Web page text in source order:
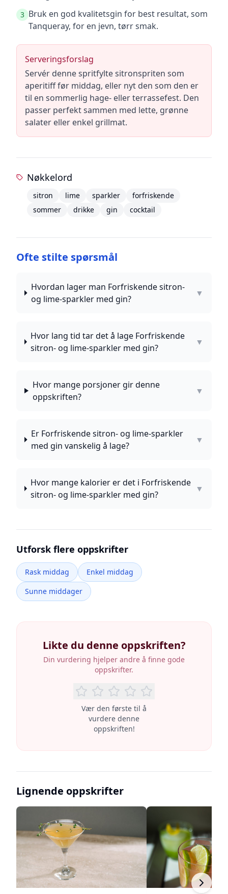
3 Bruk en god kvalitetsgin for best resultat, som
Tanqueray, for en jevn, tørr smak.
Serveringsforslag
Servér denne spritfylte sitronspriten som
aperitiff før middag, eller nyt den som den er
til en sommerlig hage- eller terrassefest. Den
passer perfekt sammen med lette, grønne
salater eller enkel grillmat.
Nøkkelord
sitron lime sparkler
forfriskende
sommer
drikke gin cocktail
Ofte stilte spørsmål
Hvordan lager man Forfriskende sitron-
og lime-sparkler med gin?
▼
Hvor lang tid tar det å lage Forfriskende
sitron- og lime-sparkler med gin?
▼
Hvor mange porsjoner gir denne
oppskriften?
▼
Er Forfriskende sitron- og lime-sparkler
med gin vanskelig å lage?
▼
Hvor mange kalorier er det i Forfriskende
sitron- og lime-sparkler med gin?
▼
Utforsk flere oppskrifter
Rask middag
Enkel middag
Sunne middager
Likte du denne oppskriften?
Din vurdering hjelper andre å finne gode
oppskrifter.
Vær den første til å
vurdere denne
oppskriften!
Lignende oppskrifter